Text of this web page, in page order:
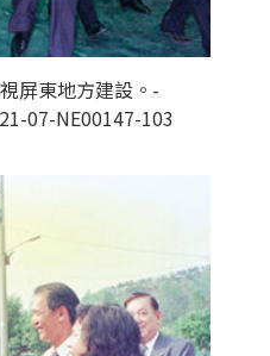
屏東地方建設。-
07-NE00147-103